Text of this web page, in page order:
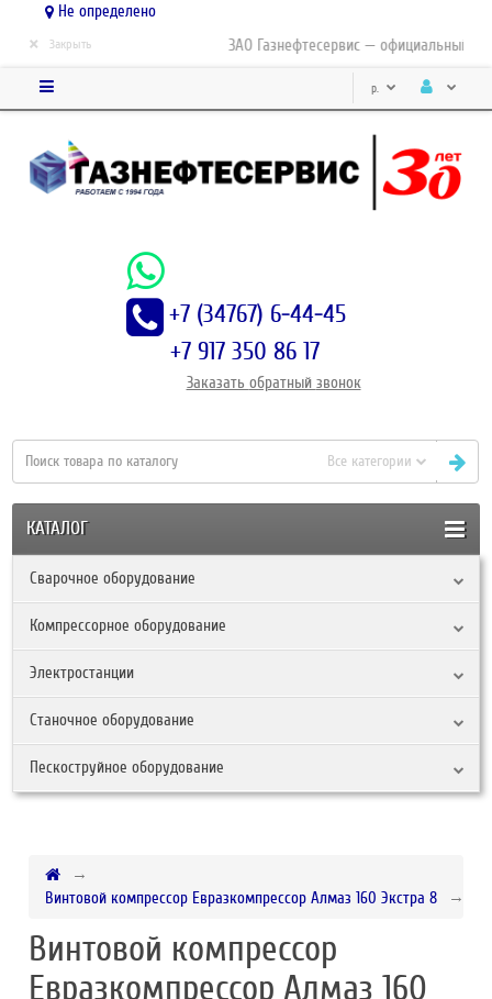
Не определено
ЗАО Газнефтесервис — официальный
× Закрыть
р.
+7 (34767) 6-44-45
+7 917 350 86 17
Заказать обратный звонок
Все категории
КАТАЛОГ
Сварочное оборудование
Компрессорное оборудование
Электростанции
Станочное оборудование
Пескоструйное оборудование
Винтовой компрессор Евразкомпрессор Алмаз 160 Экстра 8
Винтовой компрессор
Евразкомпрессор Алмаз 160